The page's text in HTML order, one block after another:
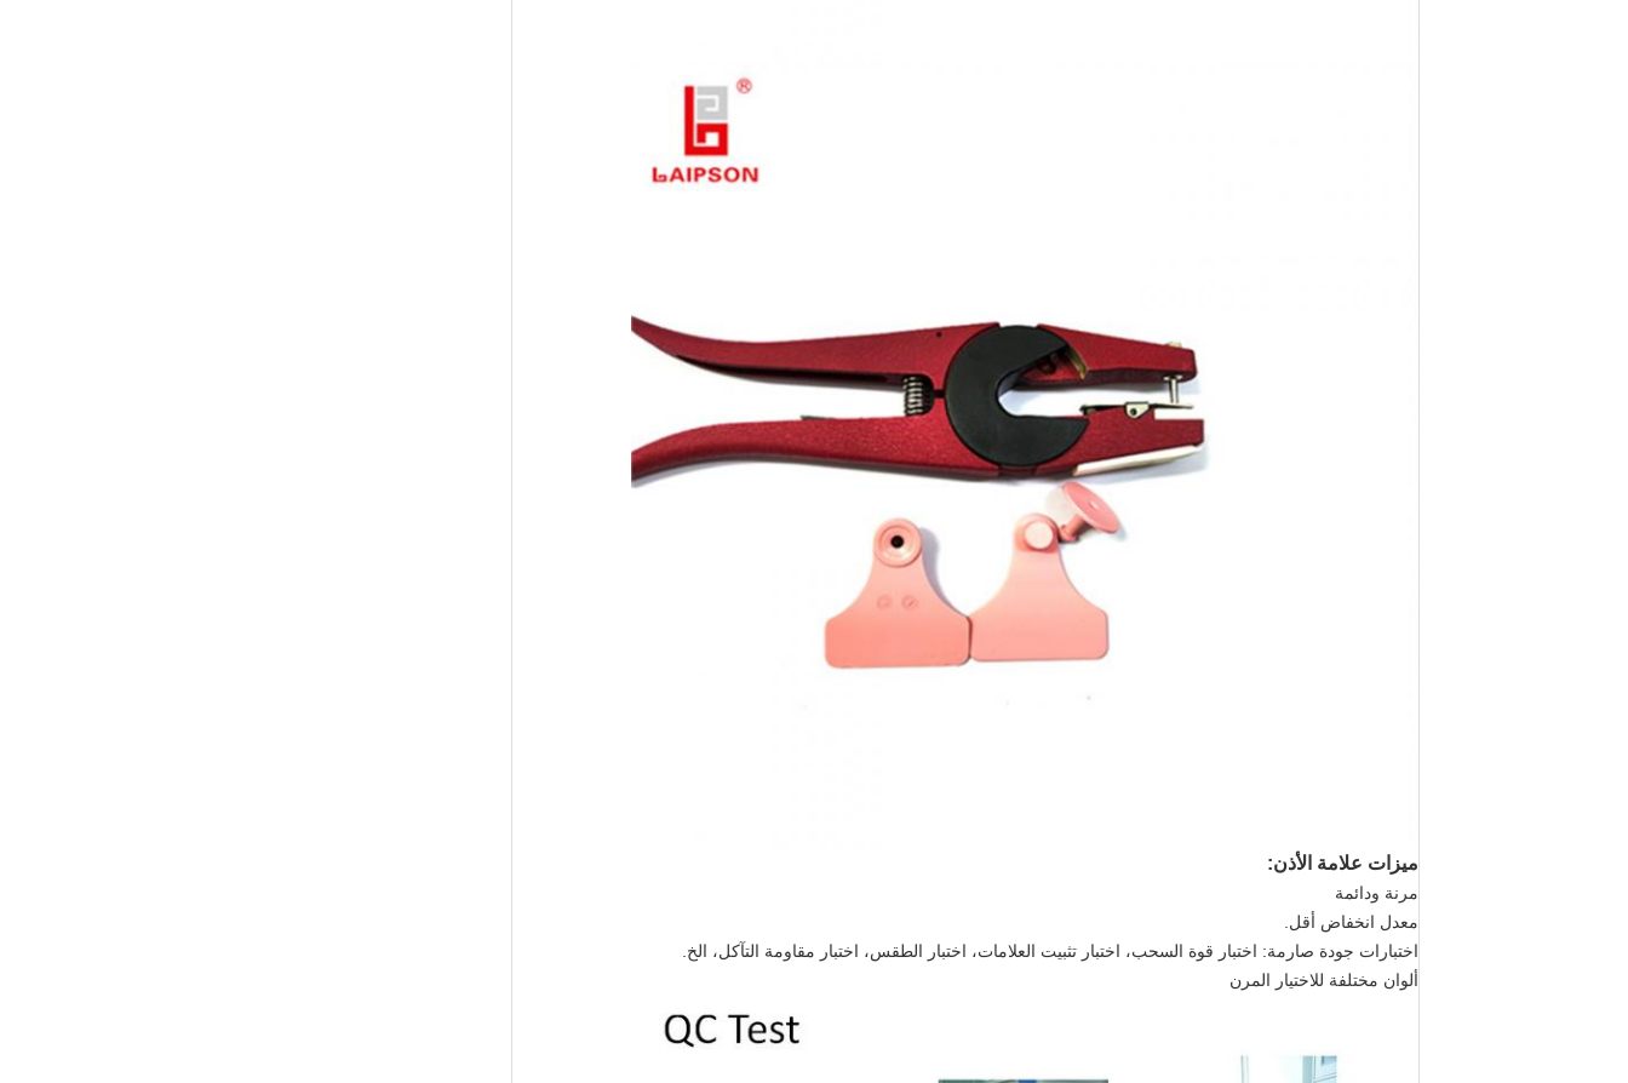
ميزات علامة الأذن:
مرنة ودائمة
معدل انخفاض أقل.
اختبارات جودة صارمة: اختبار قوة السحب، اختبار تثبيت العلامات، اختبار الطقس، اختبار مقاومة التآكل، الخ.
ألوان مختلفة للاختيار المرن